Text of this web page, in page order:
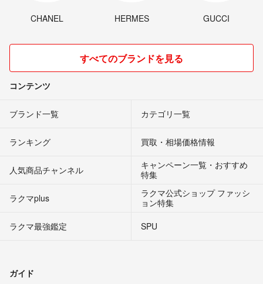
CHANEL HERMES GUCCI
すべてのブランドを見る
コンテンツ
ブランド一覧 カテゴリ一覧
ランキング 買取・相場価格情報
人気商品チャンネル
キャンペーン一覧・おすすめ
特集
ラクマplus
ラクマ公式ショップ ファッシ
ョン特集
ラクマ最強鑑定
SPU
ガイド